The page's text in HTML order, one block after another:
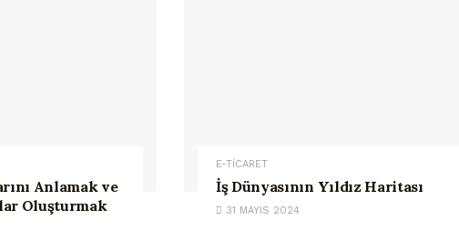
Anlamak ve
Oluşturmak
E-TİCARET
İş Dünyasının Yıldız Haritası
31 MAYIS 2024